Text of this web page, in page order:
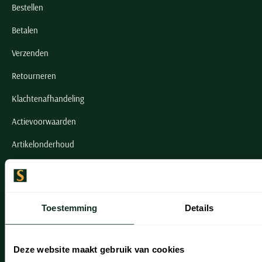
Toestemming Details
Deze website maakt gebruik van cookies
Bestellen
Betalen
Verzenden
Retourneren
Klachtenafhandeling
Actievoorwaarden
Artikelonderhoud
Onze winkels
Onze winkels
Heemstede
Hillegom